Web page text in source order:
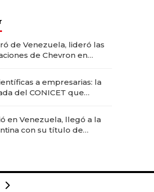
de Venezuela, lideró las
de Chevron en
a empresarias: la
del CONICET que
en Venezuela, llegó a la
con su título de